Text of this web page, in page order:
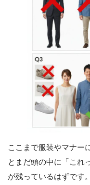
ここまで服装やマナー
とまだ頭の中に「これ
が残っているはずです